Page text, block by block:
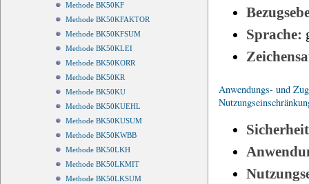
Methode BK50KF
Methode BK50KFAKTOR
Methode BK50KFSUM
Methode BK50KLEI
Methode BK50KORR
Methode BK50KR
Methode BK50KU
Methode BK50KUEHL
Methode BK50KUSUM
Methode BK50KWBB
Methode BK50LKH
Methode BK50LKMIT
Methode BK50LKSUM
Sprache:
Anwendungs- und